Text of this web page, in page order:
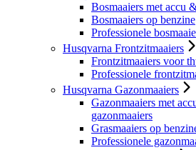
Bosmaaiers met accu
Bosmaaiers op benzine
Professionele
Husqvarna Frontzitmaaiers
Frontzitmaaiers voor
Professionele
Husqvarna Gazonmaaiers
Gazonmaaiers met
gazonmaaiers
Grasmaaiers op
Professionele